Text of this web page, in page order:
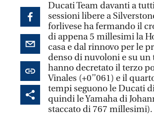
Ducati Team davanti a
sessioni libere a
forlivese ha fermando il
di appena 5 millesimi la
casa e dal rinnovo per le
denso di nuvoloni e su
hanno decretato il terzo
Vinales (+0’’061) e il
tempi seguono le Ducati di
quindi le Yamaha di
staccato di 767